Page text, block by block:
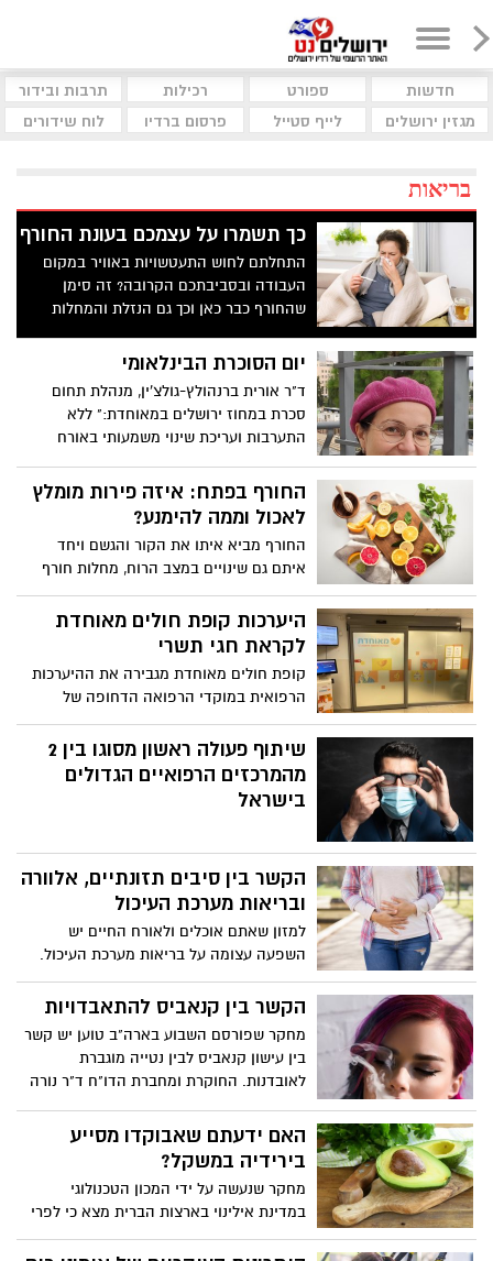
חדשות ספורט רכילות
תרבות ובידור
מגזין ירושלים
לייף סטייל פרסום ברדיו לוח שידורים
בריאות
כך תשמרו על עצמכם בעונת החורף
התחלתם לחוש התעטשויות באוויר במקום
העבודה ובסביבתכם הקרובה? זה סימן
שהחורף כבר כאן וכך גם הנזלת והמחלות
ומה כדאי לכם לעשות על מנת לשמור על
יום הסוכרת הבינלאומי
ד"ר אורית ברנהולץ-גולצ'ין, מנהלת תחום
סכרת במחוז ירושלים במאוחדת:" ללא
התערבות ועריכת שינוי משמעותי באורח
תוך זמן קצר בסוכרת
החורף בפתח: איזה פירות מומלץ
לאכול וממה להימנע?
החורף מביא איתו את הקור והגשם ויחד
איתם גם שינויים במצב הרוח, מחלות חורף
וצינון, מחסור בוויטמין D ולעיתים גם עליה
במשקל. הנה כמה דברים שאולי לא ידעתם
על פירות החורף הטעימים, כולל בונוס מפתיע
בסוף הכתבה
היערכות קופת חולים מאוחדת
לקראת חגי תשרי
קופת חולים מאוחדת מגבירה את ההיערכות
הרפואית במוקדי הרפואה הדחופה של
הקופה במחוז ירושלים לאורך תקופת חגי
תשרי
שיתוף פעולה ראשון מסוגו בין 2
מהמרכזים הרפואיים הגדולים
בישראל
הקשר בין סיבים תזונתיים, אלוורה
ובריאות מערכת העיכול
למזון שאתם אוכלים ולאורח החיים יש
השפעה עצומה על בריאות מערכת העיכול.
פעילות גופנית קבועה, שמירה על מאזן נוזלים
תקין ותזונה המכילה שפע של מזון צמחי
שני מרכיבים צמחיים – סיבים תזונתיים
ואלוורה מסייעים לתמיכה בבריאות מערכת
הקשר בין קנאביס להתאבדויות
מחקר שפורסם השבוע בארה"ב טוען יש קשר
בין עישון קנאביס לבין נטייה מוגברת
לאובדנות. החוקרת ומחברת הדו"ח ד"ר נורה
בקרב 280 אלף בגירים בני 35-18. העובדה
היא שכבר ידועה היא שהתאבדות של בגירים
צעירים היא בין גורם המוות המוביל בארה"ב.
האם ידעתם שאבוקדו מסייע
בירידיה במשקל?
מחקר שנעשה על ידי המכון הטכנולוגי
במדינת אילינוי בארצות הברית מצא כי לפרי
האבוקדו השפעה חיובית על תחושת הרעב